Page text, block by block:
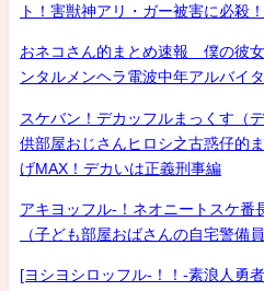
ト！害獣神アリ・ガー被害に必殺
おネコさん的まとめ速報 僕の彼
ンタルメンヘラ電波中年アルバイ
スケバン！デカッフルまっくす（
供部屋おじさんヒロシ之古惑仔的
げMAX！デカいは正義刑事編
アキヨッフル-！ネオニートスケ番
（子ども部屋おばさんの自宅警備
[ヨシヨシロッフル-！！-素浪人勇